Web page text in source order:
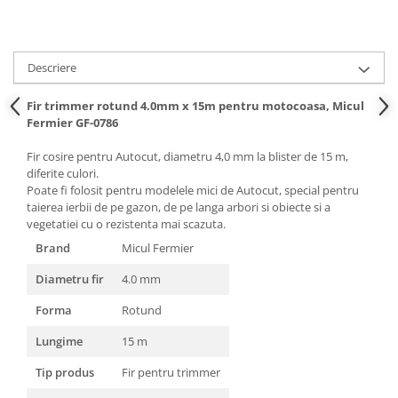
Hota tavan
Hote cupolare
Hote decorative
Hote insula
Hote telescopice
Hote traditionale
Masini de Spalat Rufe & Uscatoare
Accesorii masini de spalat &
uscatoare
Masini de spalat rufe cu uscator
Masini de spalat rufe verticale
Uscatoare de rufe
Descriere
Fir trimmer rotund 4.0mm x 15m pentru motocoasa, Micul
Fermier GF-0786
Fir cosire pentru Autocut, diametru 4,0 mm la blister de 15 m,
diferite culori.
Poate fi folosit pentru modelele mici de Autocut, special pentru
taierea ierbii de pe gazon, de pe langa arbori si obiecte si a
vegetatiei cu o rezistenta mai scazuta.
Brand
Micul Fermier
Diametru fir
4.0 mm
Forma
Rotund
Lungime
15 m
Tip produs
Fir pentru trimmer